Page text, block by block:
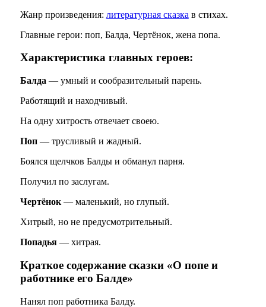
Жанр произведения: литературная сказка в стихах.
Главные герои: поп, Балда, Чертёнок, жена попа.
Характеристика главных героев:
Балда — умный и сообразительный парень.
Работящий и находчивый.
На одну хитрость отвечает своею.
Поп— трусливый и жадный.
Боялся щелчков Балды и обманул парня.
Получил по заслугам.
Чертёнок— маленький, но глупый.
Хитрый, но не предусмотрительный.
Попадья— хитрая.
Краткое содержание сказки «О попе и
работнике его Балде»
Нанял поп работника Балду.